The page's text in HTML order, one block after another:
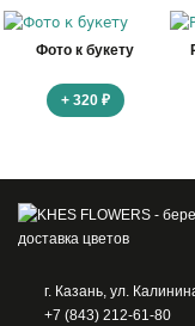
Фото к букету
+ 320 ₽
г. Казань, ул.
+7 (843) 212-61-80